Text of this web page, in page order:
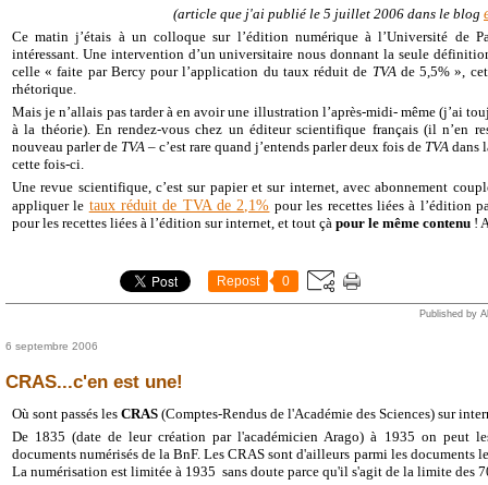
(article que j'ai publié le 5 juillet 2006 dans le blog
Ce matin j’étais à un colloque sur l’édition numérique à l’Université de
intéressant. Une intervention d’un universitaire nous donnant la seule
celle « faite par Bercy pour l’application du taux réduit de TVAde 5,5% »,
rhétorique.
Mais je n’allais pas tarder à en avoir une illustration l’après-midi- même (j’ai
à la théorie). En rendez-vous chez un éditeur scientifique français (il n’en
nouveau parler de TVA – c’est rare quand j’entends parler deux fois de TVA dans
cette fois-ci.
Une revue scientifique, c’est sur papier et sur internet, avec abonnement
appliquer le taux réduit de TVA de 2,1% pour les recettes liées à l’édition
pour les recettes liées à l’édition sur internet, et tout çà pour le même contenu !
Repost 0
Published by
6 septembre 2006
CRAS...c'en est une!
Où sont passés les CRAS (Comptes-Rendus de l'Académie des Sciences) sur
De 1835 (date de leur création par l'académicien Arago) à 1935 on peut
documents numérisés de la BnF. Les CRAS sont d'ailleurs parmi les documents
La numérisation est limitée à 1935 sans doute parce qu'il s'agit de la limite des